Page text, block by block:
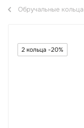
Обручальные кольца
2 кольца -20%